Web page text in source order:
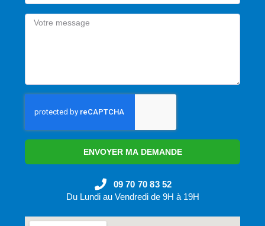
ENVOYER MA DEMANDE
09 70 70 83 52
Du Lundi au Vendredi de 9H à 19H